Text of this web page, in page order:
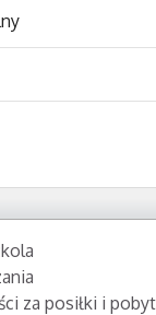
za posiłki i